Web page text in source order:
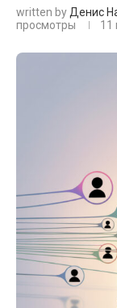
written by Денис
просмотры
11